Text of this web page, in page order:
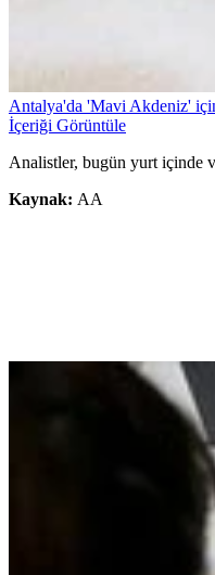
Antalya'da 'Mavi Akdeniz'
İçeriği Görüntüle
Analistler, bugün yurt içinde
Kaynak: AA